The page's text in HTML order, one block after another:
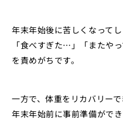
年末年始後に苦しくなってし
「食べすぎた…」「またや
を責めがちです。
一方で、体重をリカバリーで
年末年始前に事前準備ができ